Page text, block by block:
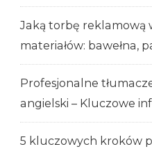
Jaką torbę reklamową
materiałów: bawełna,
Profesjonalne
angielski – Kluczowe
5 kluczowych kroków